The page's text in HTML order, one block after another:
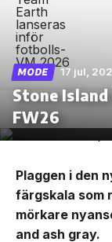
MODE 17 jul,
Stone
FW26
Plaggen i den
färgskala som
mörkare
and ash gray.